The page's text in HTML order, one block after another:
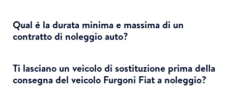
Qual è la durata minima e massima di un
contratto di noleggio auto?
Ti lasciano un veicolo di sostituzione prima della
consegna del veicolo Furgoni Fiat a noleggio?